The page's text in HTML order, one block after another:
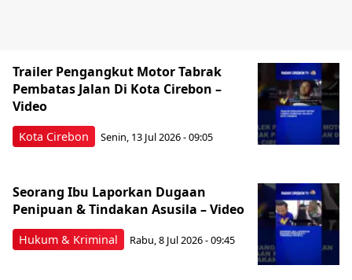
Kota Cirebon
Trailer Pengangkut Motor Tabrak
Pembatas Jalan Di Kota Cirebon –
Video
Senin, 13 Jul 2026 - 09:05
Hukum & Kriminal
Seorang Ibu Laporkan Dugaan
Penipuan & Tindakan Asusila – Video
Rabu, 8 Jul 2026 - 09:45